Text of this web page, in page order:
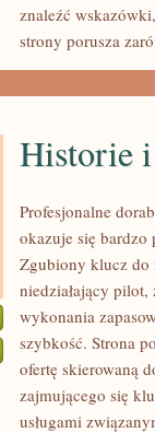
znaleźć
strony porusza
HISTORIE
PRZYPADKI
Historie
Profesjonalne
okazuje się
Zgubiony klucz do
niedziałający
wykonania
szybkość. Strona
ofertę skierowaną
zajmującego się
usługami